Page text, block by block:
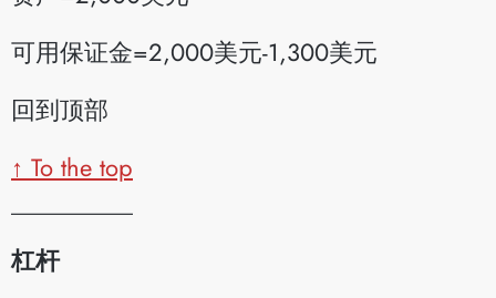
可用保证金=2,000美元-1,300美元
回到顶部
↑ To the top
杠杆